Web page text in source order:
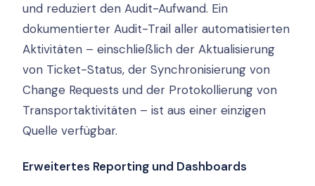
und reduziert den Audit-Aufwand. Ein
dokumentierter Audit-Trail aller automatisierten
Aktivitäten – einschließlich der Aktualisierung
von Ticket-Status, der Synchronisierung von
Change Requests und der Protokollierung von
Transportaktivitäten – ist aus einer einzigen
Quelle verfügbar.
Erweitertes Reporting und Dashboards